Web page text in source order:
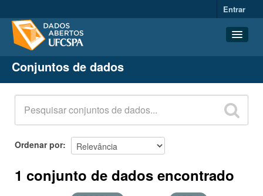
Entrar
Conjuntos de dados
Organizações
Grupos
Sobre
Conjuntos de dados
Ordenar por
1 conjunto de dados encontrado